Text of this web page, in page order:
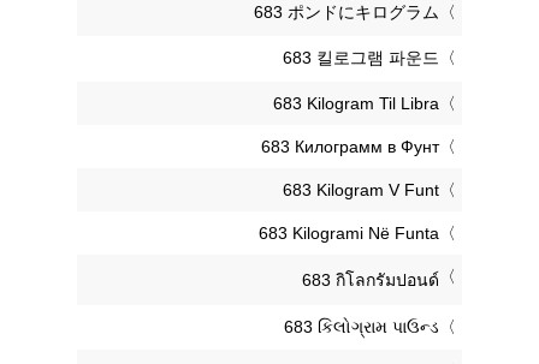
‎683 ポンドにキログラム
‎683 킬로그램 파운드
‎683 Kilogram Til Libra
‎683 Килограмм в Фунт
‎683 Kilogram V Funt
‎683 Kilogrami Në Funta
‎683 กิโลกรัมปอนด์
‎683 કિલોગ્રામ પાઉન્ડ